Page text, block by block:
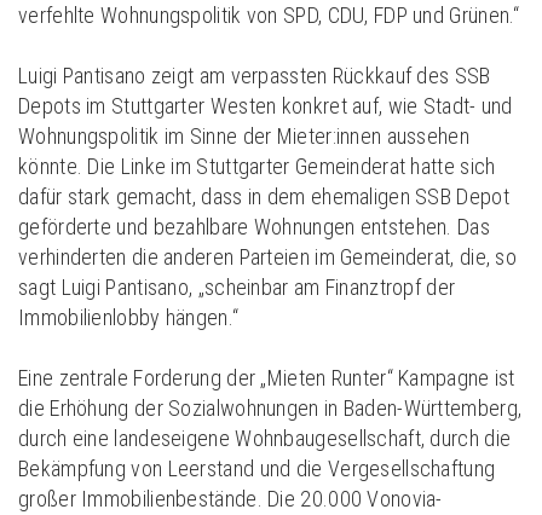
verfehlte Wohnungspolitik von SPD, CDU, FDP und Grünen.“
Luigi Pantisano zeigt am verpassten Rückkauf des SSB
Depots im Stuttgarter Westen konkret auf, wie Stadt- und
Wohnungspolitik im Sinne der Mieter:innen aussehen
könnte. Die Linke im Stuttgarter Gemeinderat hatte sich
dafür stark gemacht, dass in dem ehemaligen SSB Depot
geförderte und bezahlbare Wohnungen entstehen. Das
verhinderten die anderen Parteien im Gemeinderat, die, so
sagt Luigi Pantisano, „scheinbar am Finanztropf der
Immobilienlobby hängen.“
Eine zentrale Forderung der „Mieten Runter“ Kampagne ist
die Erhöhung der Sozialwohnungen in Baden-Württemberg,
durch eine landeseigene Wohnbaugesellschaft, durch die
Bekämpfung von Leerstand und die Vergesellschaftung
großer Immobilienbestände. Die 20.000 Vonovia-